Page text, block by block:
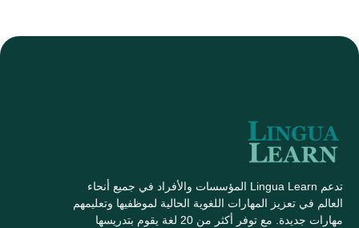
تدعم Lingua Learn المؤسسات والأفراد في جميع أنحاء
العالم في تعزيز المهارات اللغوية الحالية لموظفيها وتعليمهم
مهارات جديدة. مع توفر أكثر من 20 لغة يقوم بتدريسها